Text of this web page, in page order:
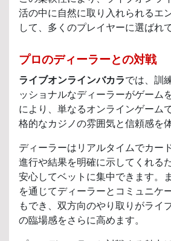
活の中に自然に取り入れられるエ
して、多くのプレイヤーに選ばれ
プロのディーラーとの対戦
ライブオンラインバカラでは、訓
ッショナルなディーラーがゲーム
により、単なるオンラインゲーム
格的なカジノの雰囲気と信頼感を
ディーラーはリアルタイムでカー
進行や結果を明確に示してくれる
安心してベットに集中できます。
を通じてディーラーとコミュニケ
もでき、双方向のやり取りがライ
の臨場感をさらに高めます。